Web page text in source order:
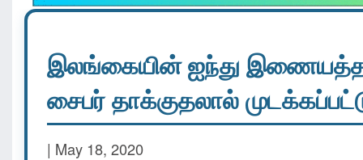
இலங்கையின் ஐந்து
சைபர் தாக்குதலால்
| May 18, 2020